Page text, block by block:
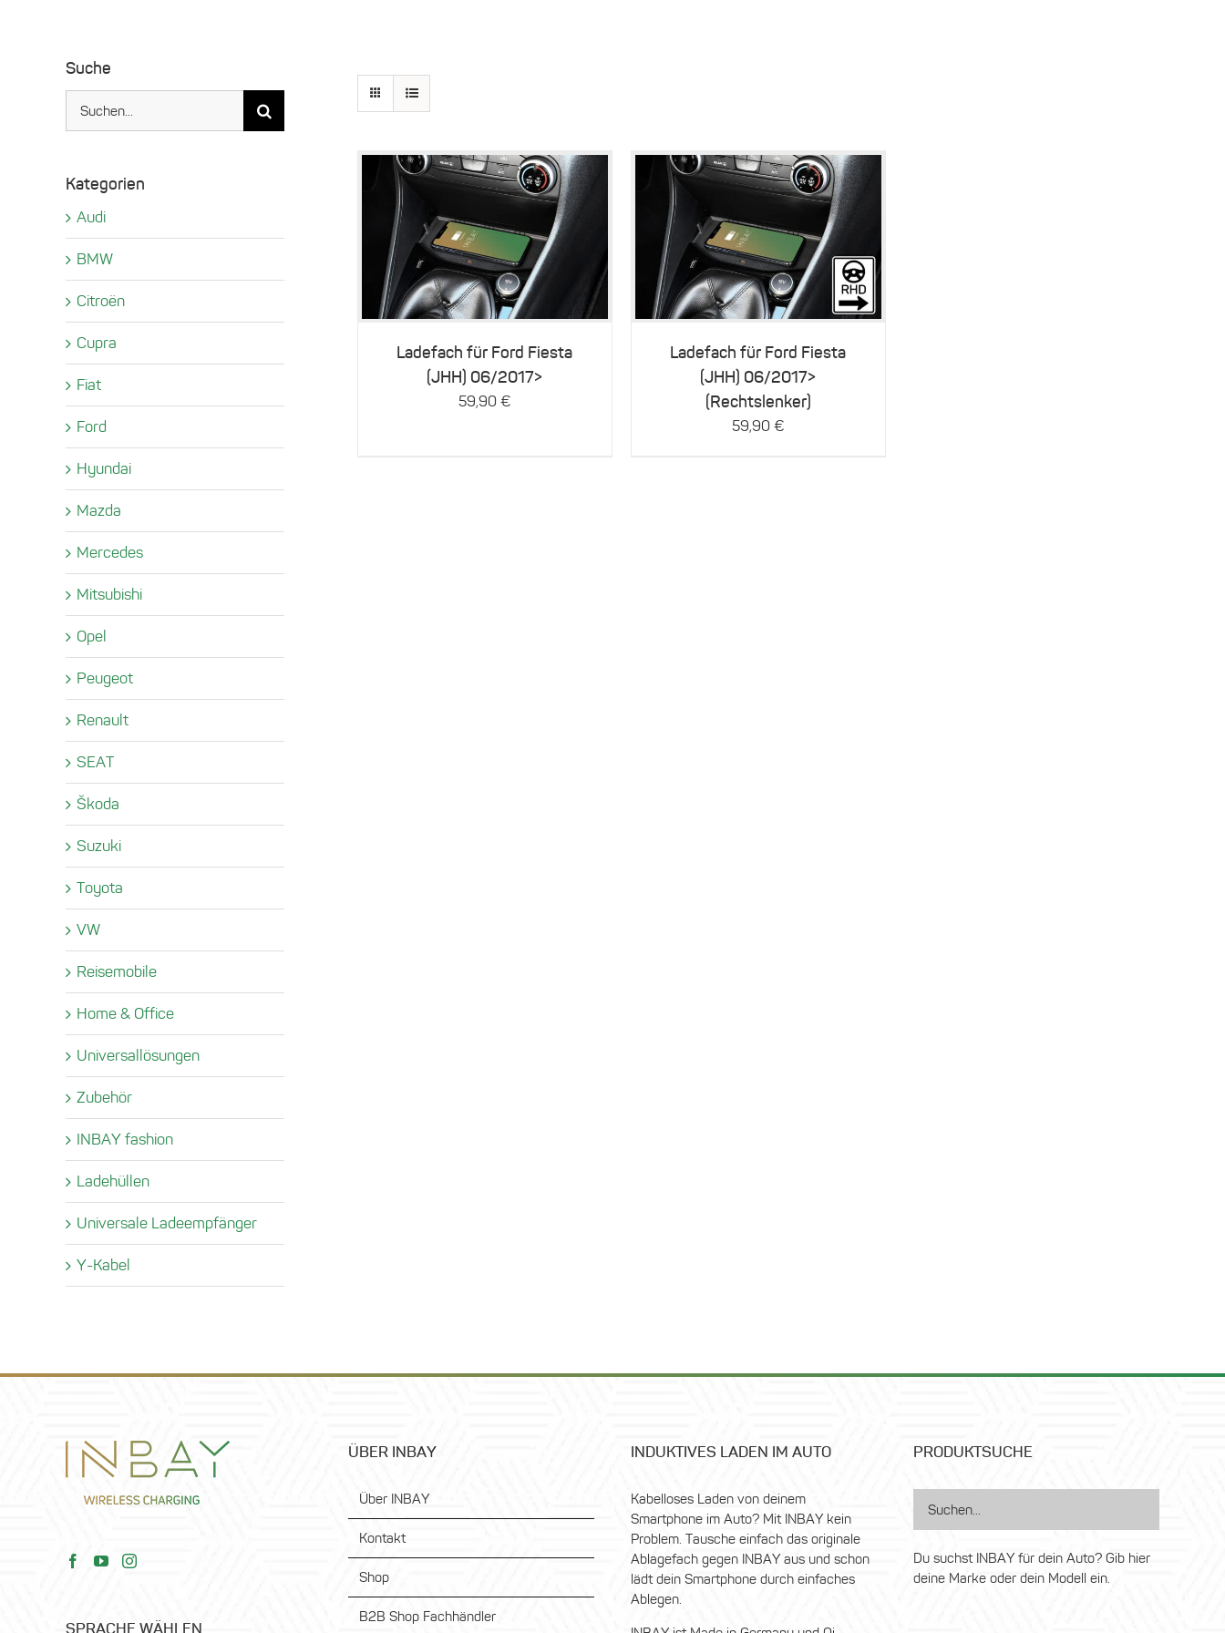
Details
Ladefach für Ford Fiesta
(JHH) 06/2017>
59,90 €
Details
Ladefach für Ford Fiesta
(JHH) 06/2017>
(Rechtslenker)
59,90 €
Suche
Kategorien
Audi
BMW
Citroën
Cupra
Fiat
Ford
Hyundai
Mazda
Mercedes
Mitsubishi
Opel
Peugeot
Renault
SEAT
Škoda
Suzuki
Toyota
VW
Reisemobile
Home & Office
Universallösungen
Zubehör
INBAY fashion
Ladehüllen
Universale Ladeempfänger
Y-Kabel
SPRACHE WÄHLEN
ÜBER INBAY
Über INBAY
Kontakt
Shop
B2B Shop Fachhändler
INDUKTIVES LADEN IM AUTO
Kabelloses Laden von deinem
Smartphone im Auto? Mit INBAY kein
Problem. Tausche einfach das originale
Ablagefach gegen INBAY aus und schon
lädt dein Smartphone durch einfaches
Ablegen.
PRODUKTSUCHE
Du suchst INBAY für dein Auto? Gib hier
deine Marke oder dein Modell ein.